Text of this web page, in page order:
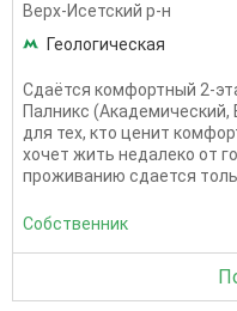
Верх-Исетский р-н
Геологическая
Сдаётся комфортный 2-
Палникс (Академический,
для тех, кто ценит
хочет жить недалеко от
проживанию сдается
Собственник